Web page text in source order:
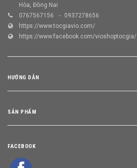
Hòa, Đồng Nai
0767567156
0937278656
https://www.tocgiavio.com/
https://www.facebook.com/vioshoptocgia/
HƯỚNG DẪN
SẢN PHẨM
FACEBOOK